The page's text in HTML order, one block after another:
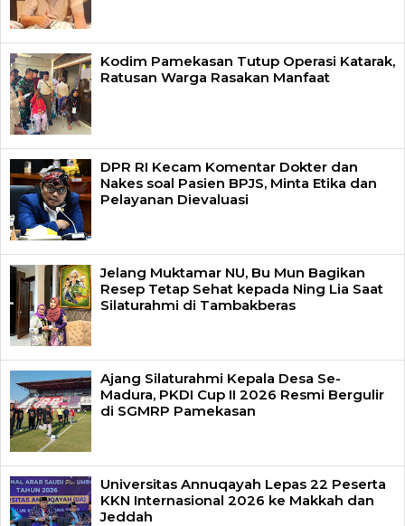
Kodim Pamekasan Tutup Operasi Katarak,
Ratusan Warga Rasakan Manfaat
DPR RI Kecam Komentar Dokter dan
Nakes soal Pasien BPJS, Minta Etika dan
Pelayanan Dievaluasi
Jelang Muktamar NU, Bu Mun Bagikan
Resep Tetap Sehat kepada Ning Lia Saat
Silaturahmi di Tambakberas
Ajang Silaturahmi Kepala Desa Se-
Madura, PKDI Cup II 2026 Resmi Bergulir
di SGMRP Pamekasan
Universitas Annuqayah Lepas 22 Peserta
KKN Internasional 2026 ke Makkah dan
Jeddah